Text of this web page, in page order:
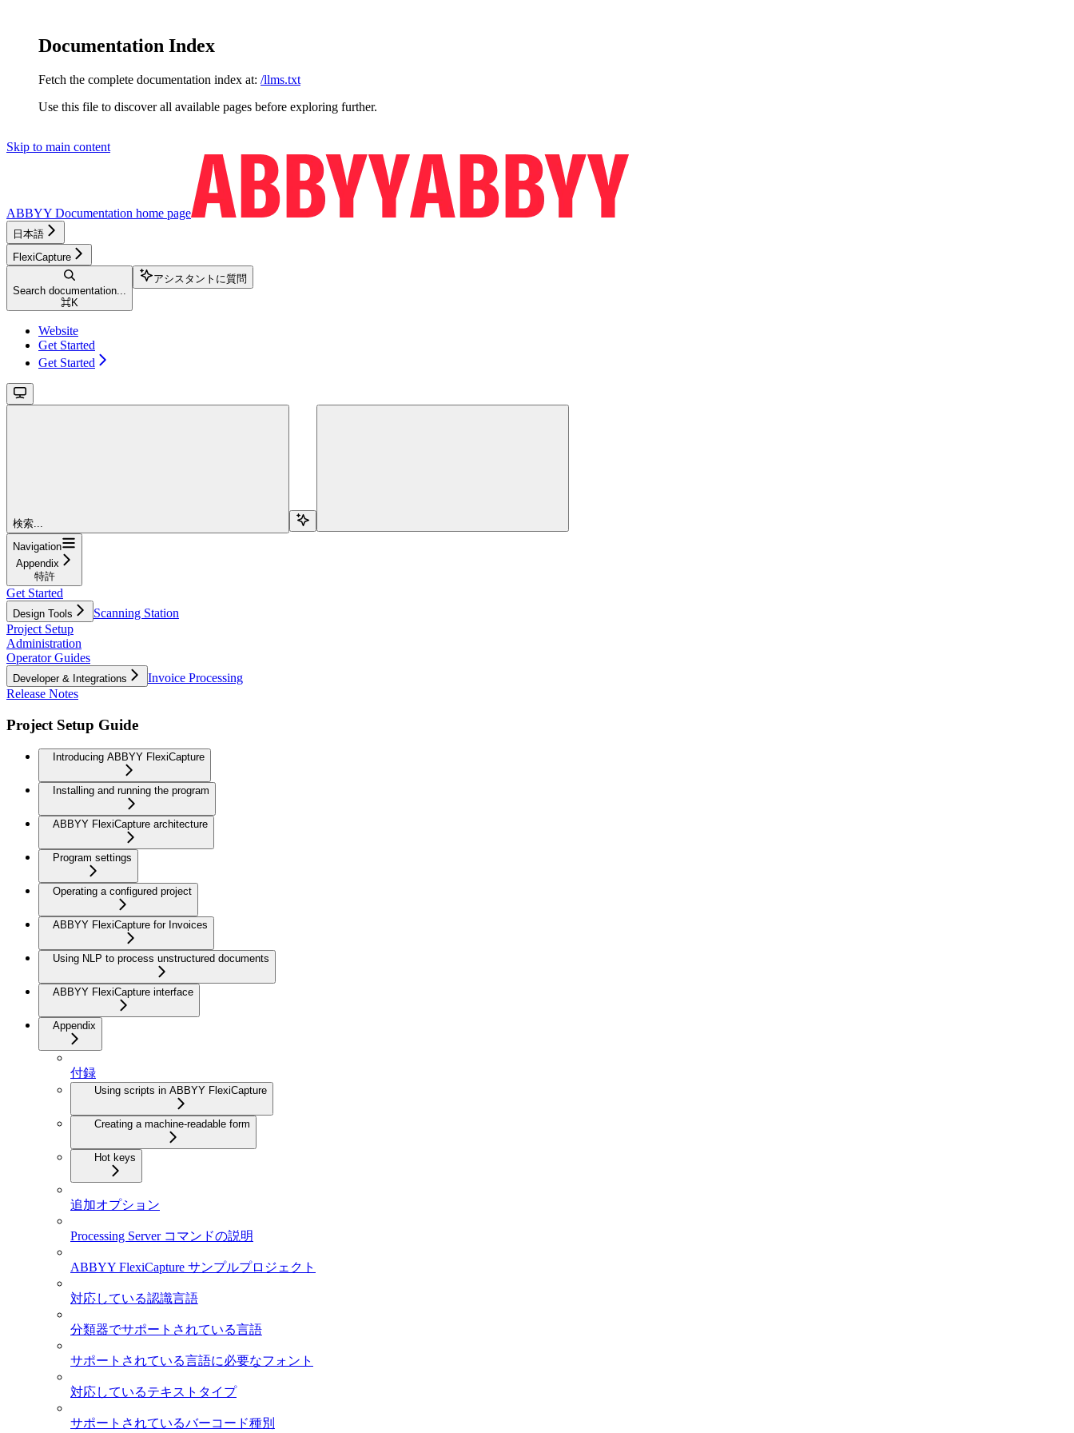
Documentation Index
Fetch the complete documentation index at: /llms.txt
Use this file to discover all available pages before exploring further.
Skip to main content
ABBYY Documentation home page
日本語
FlexiCapture
Search documentation...
⌘K
アシスタントに質問
Website
Get Started
Get Started
検索...
Navigation
Appendix
特許
Get Started
Design Tools
Scanning Station
Project Setup
Administration
Operator Guides
Developer & Integrations
Invoice Processing
Release Notes
Project Setup Guide
Introducing ABBYY FlexiCapture
Installing and running the program
ABBYY FlexiCapture architecture
Program settings
Operating a configured project
ABBYY FlexiCapture for Invoices
Using NLP to process unstructured documents
ABBYY FlexiCapture interface
Appendix
付録
Using scripts in ABBYY FlexiCapture
Creating a machine-readable form
Hot keys
追加オプション
Processing Server コマンドの説明
ABBYY FlexiCapture サンプルプロジェクト
対応している認識言語
分類器でサポートされている言語
サポートされている言語に必要なフォント
対応しているテキストタイプ
サポートされているバーコード種別